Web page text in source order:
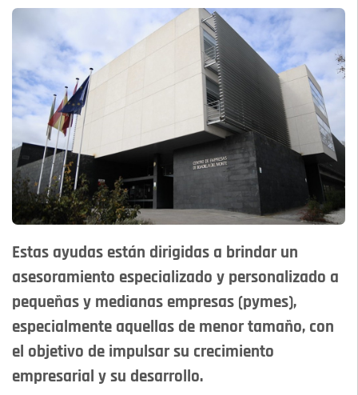
Estas ayudas están dirigidas a brindar un
asesoramiento especializado y personalizado a
pequeñas y medianas empresas (pymes),
especialmente aquellas de menor tamaño, con
el objetivo de impulsar su crecimiento
empresarial y su desarrollo.